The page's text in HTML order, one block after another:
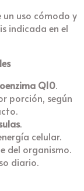
uso cómodo y
indicada en el
Q10.
porción, según
.
celular.
del organismo.
diario.